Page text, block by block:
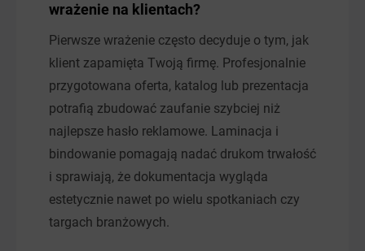
wrażenie na klientach?
Pierwsze wrażenie często decyduje o tym, jak
klient zapamięta Twoją firmę. Profesjonalnie
przygotowana oferta, katalog lub prezentacja
potrafią zbudować zaufanie szybciej niż
najlepsze hasło reklamowe. Laminacja i
bindowanie pomagają nadać drukom trwałość
i sprawiają, że dokumentacja wygląda
estetycznie nawet po wielu spotkaniach czy
targach branżowych.